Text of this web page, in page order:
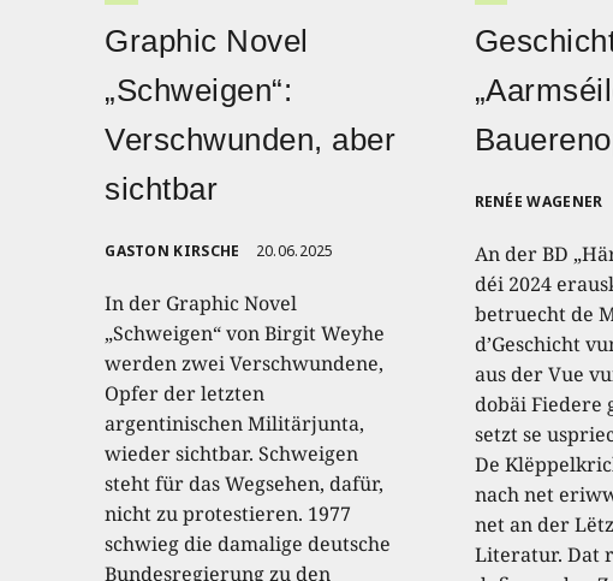
Graphic Novel
„Schweigen“:
Verschwunden, aber
sichtbar
GASTON KIRSCHE 20.06.2025
In der Graphic Novel
„Schweigen“ von Birgit Weyhe
werden zwei Verschwundene,
Opfer der letzten
argentinischen Militärjunta,
wieder sichtbar. Schweigen
steht für das Wegsehen, dafür,
nicht zu protestieren. 1977
schwieg die damalige deutsche
Bundesregierung zu den
RENÉE WAGENER
An der BD
déi 2024
betruecht de
d’Geschicht
aus der Vue
dobäi Fiedere
setzt se
De
nach net
net an der
Literatur. Dat